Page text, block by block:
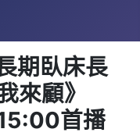
期臥床長
來顧》
首播